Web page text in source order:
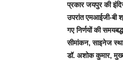
प्रकार जयपुर की
उपरांत एमआईजी-बी
गए निर्णयों की
सीमांकन, साइनेज
डॉ. अशोक कुमार,